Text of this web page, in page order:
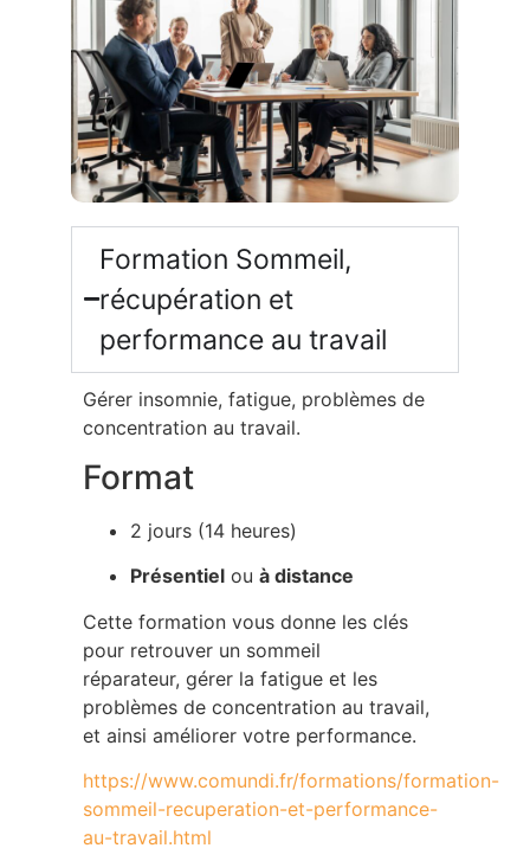
Formation Sommeil,
récupération et
performance au travail
Gérer insomnie, fatigue, problèmes de
concentration au travail.
Format
2 jours (14 heures)
Présentiel ou à distance
Cette formation vous donne les clés
pour retrouver un sommeil
réparateur, gérer la fatigue et les
problèmes de concentration au travail,
et ainsi améliorer votre performance.
https://www.comundi.fr/formations/formation-
sommeil-recuperation-et-performance-
au-travail.html